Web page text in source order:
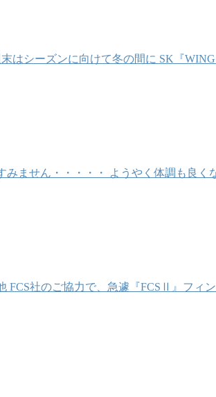
シーズンに向けて冬の間に SK『
ません・・・・・ ようやく体調も良く
社のご協力で、急遽『FCSⅡ』フィ